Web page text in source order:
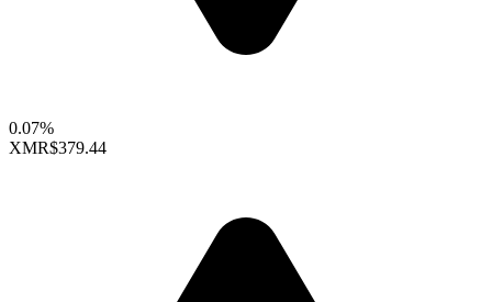
0.07%
XMR$379.44